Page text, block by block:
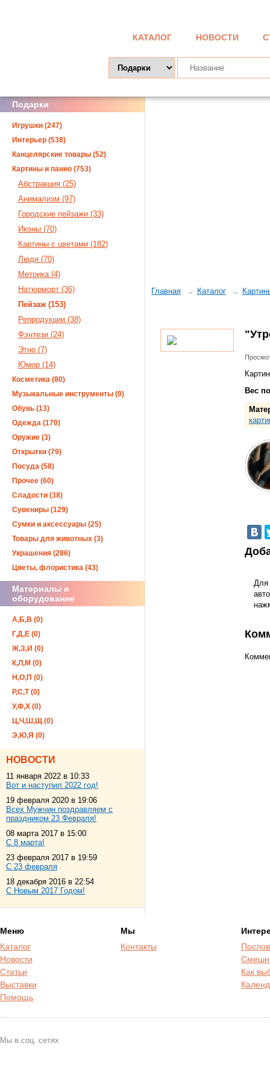
КАТАЛОГ НОВОСТИ
Главная Каталог
Вес
Для
Подарки
Игрушки (247)
Интерьер (538)
Канцелярские товары (52)
Картины и панно (753)
Абстракция (25)
Анимализм (97)
Городские пейзажи (33)
Иконы (70)
Картины с цветами (182)
Люди (70)
Метрика (4)
Натюрморт (36)
Пейзаж (153)
Репродукции (38)
Фэнтези (24)
Этно (7)
Юмор (14)
Косметика (80)
Музыкальные инструменты (0)
Обувь (13)
Одежда (170)
Оружие (3)
Открытки (79)
Посуда (58)
Прочее (60)
Сладости (38)
Сувениры (129)
Сумки и аксессуары (25)
Товары для животных (3)
Украшения (286)
Цветы, флористика (43)
Материалы и
оборудование
А,Б,В (0)
Г,Д,Е (0)
Ж,З,И (0)
К,Л,М (0)
Н,О,П (0)
Р,С,Т (0)
У,Ф,Х (0)
Ц,Ч,Ш,Щ (0)
Э,Ю,Я (0)
НОВОСТИ
11 января 2022 в 10:33
Вот и наступил 2022 год!
19 февраля 2020 в 19:06
Всех Мужчин поздравляем с
праздником 23 Февраля!
08 марта 2017 в 15:00
С 8 марта!
23 февраля 2017 в 19:59
С 23 февраля
18 декабря 2016 в 22:54
С Новым 2017 Годом!
Меню
Каталог
Новости
Статьи
Выставки
Помощь
Мы
Контакты
Как
Мы в соц. сетях